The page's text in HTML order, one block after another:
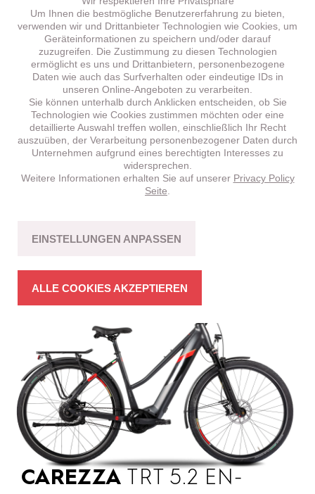
HT 5.1 –
Fahrspass mit Bikes in stimmiger Struktur.
CAREZZA TRT 5.2 EN-
Um Ihnen die bestmögliche Benutzererfahrung zu bieten,
verwenden wir und Drittanbieter Technologien wie Cookies, um
Geräteinformationen zu speichern und/oder darauf
zuzugreifen. Die Zustimmung zu diesen Technologien
ermöglicht es uns und Drittanbietern, personenbezogene
Daten wie auch das Surfverhalten oder eindeutige IDs in
unseren Online-Angeboten zu verarbeiten.
Sie können unterhalb durch Anklicken entscheiden, ob Sie
Technologien wie Cookies zustimmen möchten oder eine
detaillierte Auswahl treffen wollen, einschließlich Ihr Recht
auszuüben, der Verarbeitung personenbezogener Daten durch
Unternehmen aufgrund eines berechtigten Interesses zu
widersprechen.
Weitere Informationen erhalten Sie auf unserer Privacy Policy
Seite
EINSTELLUNGEN ANPASSEN
ALLE COOKIES AKZEPTIEREN